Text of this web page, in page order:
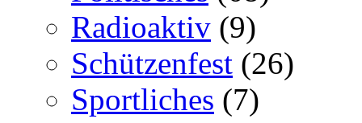
Radioaktiv (9)
Schützenfest (26)
Sportliches (7)